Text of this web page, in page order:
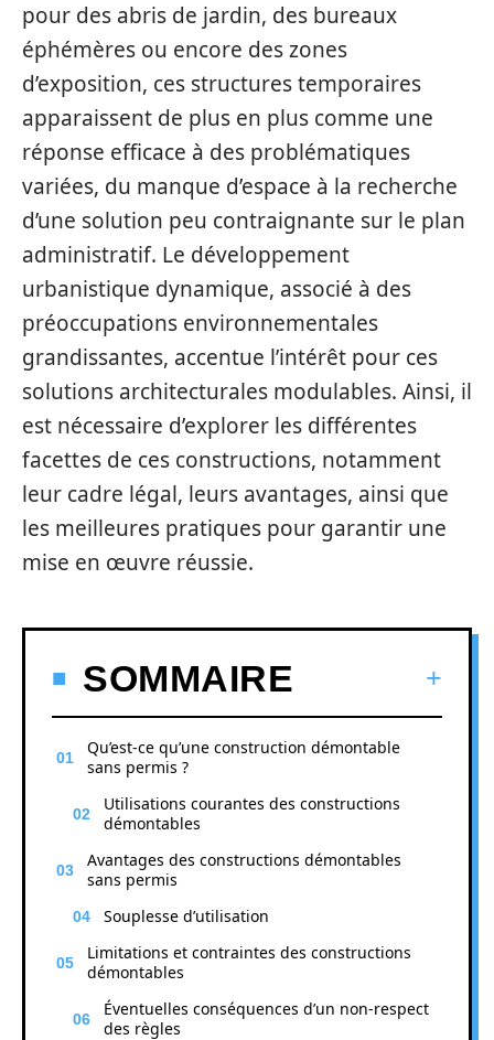
pour des abris de jardin, des bureaux
éphémères ou encore des zones
d’exposition, ces structures temporaires
apparaissent de plus en plus comme une
réponse efficace à des problématiques
variées, du manque d’espace à la recherche
d’une solution peu contraignante sur le plan
administratif. Le développement
urbanistique dynamique, associé à des
préoccupations environnementales
grandissantes, accentue l’intérêt pour ces
solutions architecturales modulables. Ainsi, il
est nécessaire d’explorer les différentes
facettes de ces constructions, notamment
leur cadre légal, leurs avantages, ainsi que
les meilleures pratiques pour garantir une
mise en œuvre réussie.
SOMMAIRE
Qu’est-ce qu’une construction démontable
sans permis ?
Utilisations courantes des constructions
démontables
Avantages des constructions démontables
sans permis
Souplesse d’utilisation
Limitations et contraintes des constructions
démontables
Éventuelles conséquences d’un non-respect
des règles